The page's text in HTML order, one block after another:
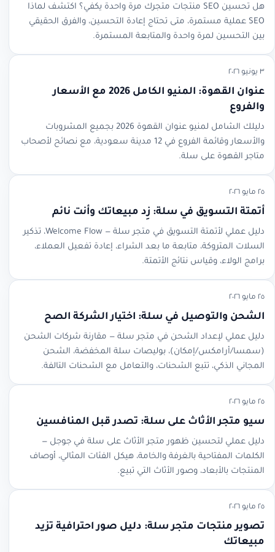
هل تحسين SEO منتجات متجرك مرة واحدة يكفي؟ اكتشف لماذا
SEO عملية مستمرة، متى تحتاج إعادة التحسين، والفرق الحقيقي
بين التحسين لمرة واحدة والمتابعة المستمرة.
٣ يونيو ٢٠٢٦
عنوان القهوة: المنيو الكامل 2026 مع الأسعار
والفروع
دليلك الشامل لمنيو عنوان القهوة 2026 بجميع المشروبات
والأسعار وقائمة الفروع في 12 مدينة سعودية، مع نصائح لأصحاب
متاجر القهوة على سلة.
٢٥ مايو ٢٠٢٦
أتمتة التسويق في سلة: زِد مبيعاتك وأنت نائم
دليل عملي لأتمتة التسويق في متجر سلة — Welcome Flow، تذكير
السلات المتروكة، متابعة ما بعد الشراء، إعادة تفعيل العملاء،
برامج الولاء، وقياس نتائج الأتمتة.
٢٥ مايو ٢٠٢٦
الشحن والتوصيل في سلة: اختيار الشركة الصح
دليل عملي لإعداد الشحن في متجر سلة — مقارنة شركات الشحن
(سمسا/أرامكس/إمكان)، بوليصات سلة المخفضة، الشحن
المجاني الذكي، تتبع الشحنات، والتعامل مع الشحنات التالفة.
٢٥ مايو ٢٠٢٦
سيو متجر الأثاث على سلة: تصدر قبل المنافسين
دليل عملي لتحسين ظهور متجر الأثاث على سلة في جوجل —
الكلمات المفتاحية بالغرفة والخامة، هيكل الفئات المثالي، أوصاف
المنتجات بالأبعاد، وصور الأثاث التي تبيع.
٢٥ مايو ٢٠٢٦
تصوير منتجات متجر سلة: دليل صور احترافية تزيد
مبيعاتك